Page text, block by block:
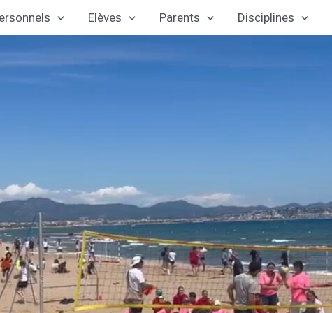
Elèves Parents Disciplines